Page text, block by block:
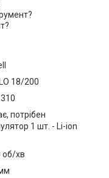
18/200
потрібен
1 шт. - Li-ion
об/хв